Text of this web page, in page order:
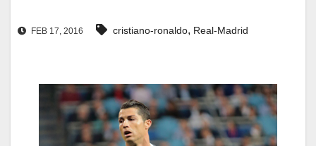
FEB 17, 2016 cristiano-ronaldo, Real-Madrid